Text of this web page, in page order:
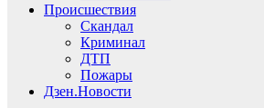
Происшествия
Скандал
Криминал
ДТП
Пожары
Дзен.Новости